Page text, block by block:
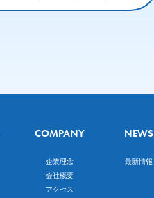
COMPANY
企業理念
会社概要
アクセス
NEWS
最新情報